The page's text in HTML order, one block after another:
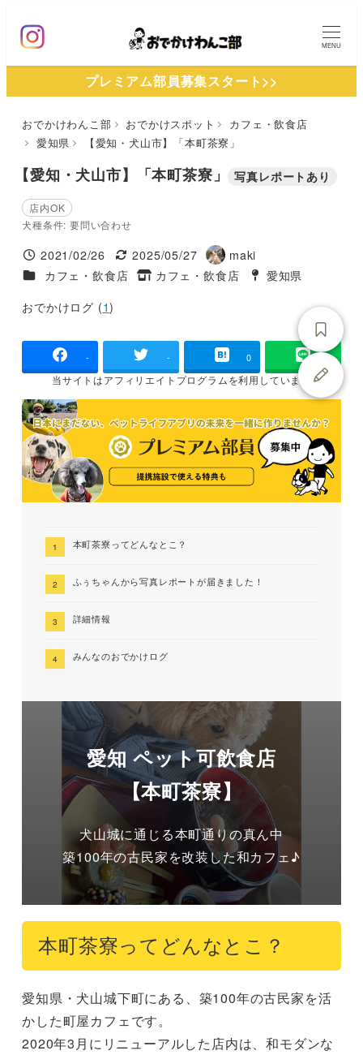
ン
MENU
プレミアム部員募集スタート>>
おでかけわんこ部 おでかけスポット
カフェ・飲食店
愛知県
【愛知・犬山市】「本町茶寮」
【愛知・犬山市】「本町茶寮」 写真レポートあり
店内OK
犬種条件: 要問い合わせ
投稿日
2021/02/26
更新日
2025/05/27
著
者
maki
施設ジャンル
カフェ・飲食店
タグ
カフェ・飲食店
タグ
愛知県
おでかけログ (1)
- - 0
当サイトはアフィリエイトプログラムを利用しています
本町茶寮ってどんなとこ？
ふぅちゃんから写真レポートが届きました！
詳細情報
みんなのおでかけログ
愛知 ペット可飲食店
【本町茶寮】
犬山城に通じる本町通りの真ん中
本町茶寮ってどんなとこ？
愛知県・犬山城下町にある、築100年の古民家を活
かした町屋カフェです。
2020年3月にリニューアルした店内は、和モダンな